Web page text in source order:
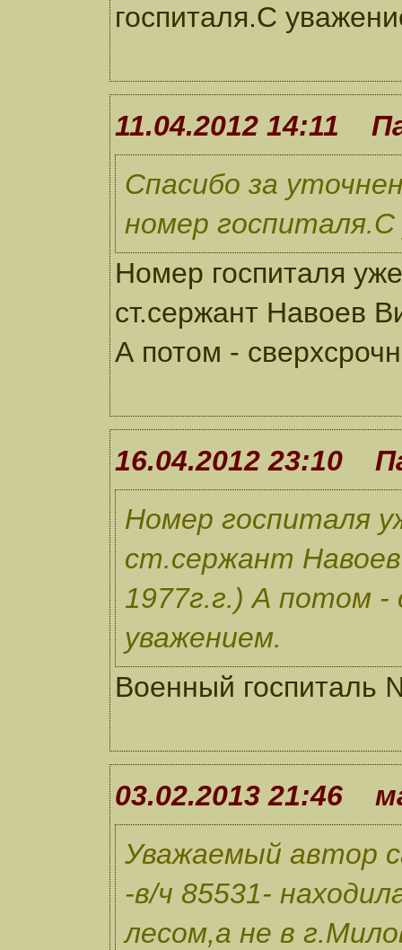
госпиталя.С
11.04.2012 14:11
Спасибо за
номер
Номер госпиталя
ст.сержант Навоев
А потом -
16.04.2012 23:10
Номер госпиталя
ст.сержант
1977г.г.) А потом -
уважением.
Военный госпиталь
03.02.2013 21:46
Уважаемый автор
-в/ч 85531-
лесом,а не в